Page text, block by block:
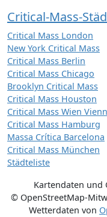
Critical-Mass-
Critical Mass London
New York Critical Mass
Critical Mass Berlin
Critical Mass Chicago
Brooklyn Critical Mass
Critical Mass Houston
Critical Mass Wien
Critical Mass Hamburg
Massa Crítica Barcelona
Critical Mass München
Städteliste
Kartendaten und
© OpenStreetMap-
Wetterdaten von